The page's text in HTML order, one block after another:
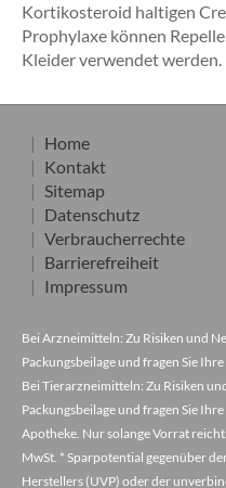
Kortikosteroid haltigen
Prophylaxe können
Kleider verwendet werden.
Home
Kontakt
Sitemap
Datenschutz
Verbraucherrechte
Barrierefreiheit
Impressum
Bei Arzneimitteln: Zu Risiken und
Packungsbeilage und fragen Sie
Bei Tierarzneimitteln: Zu Risiken
Packungsbeilage und fragen Sie
Apotheke. Nur solange Vorrat
MwSt. * Sparpotential gegenüber
Herstellers (UVP) oder der